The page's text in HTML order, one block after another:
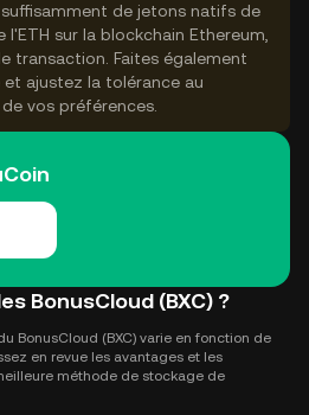
de jetons natifs de
sur la blockchain Ethereum,
transaction. Faites également
ajustez la tolérance au
vos préférences.
BonusCloud (BXC) ?
BonusCloud (BXC) varie en fonction de
en revue les avantages et les
méthode de stockage de